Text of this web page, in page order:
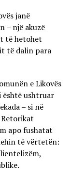
janë
– një akuzë
të hetohet
të dalin para
e Likovës
është ushtruar
– si në
apo fushatat
të vërtetën: